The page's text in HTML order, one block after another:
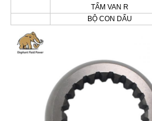
TẤM VAN R
BỘ CON DẤU